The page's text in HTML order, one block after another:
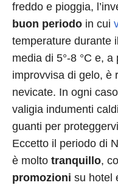
freddo e pioggia,
buon periodo in cui
temperature durante
media di 5°-8 °C e,
improvvisa di gelo, è
nevicate. In ogni
valigia indumenti
guanti per
Eccetto il periodo di
è molto tranquillo,
promozioni su hotel